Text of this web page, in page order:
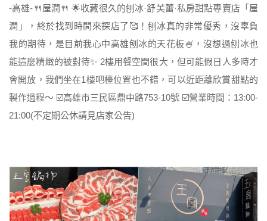
-高雄-🍴屋潤🍴 🌟收藏很久的刨冰·舒芙蕾·私房甜點專賣店「屋
潤」，終於找到時間來探店了🥰！刨冰真的非常優秀，沒辜負
我的期待，是目前我心中高雄刨冰的天花板🍧，沒想過刨冰也
能這麼精緻的被對待✨ 2樓用餐空間很大，但可能假日人多時才
會開放，我們坐在1樓吧檯位置也不錯，可以近距離欣賞甜點的
製作過程～ ☑️高雄市三民區鼎中路753-10號 ☑️營業時間：13:00-
21:00(不定期公休請見店家公告)